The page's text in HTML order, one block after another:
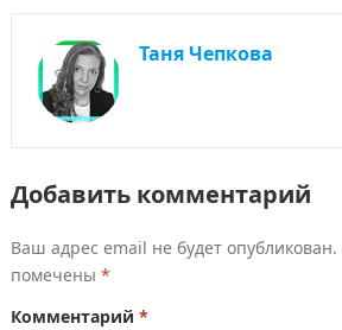
Таня Чепкова
Добавить комментарий
Ваш адрес email не будет опубликован.
помечены *
Комментарий *